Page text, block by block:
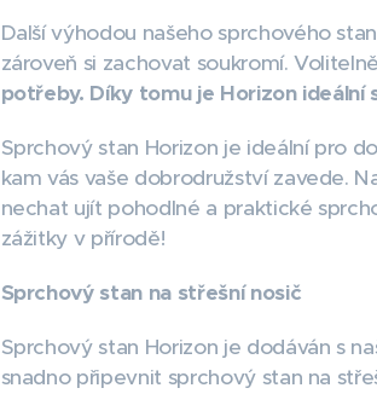
Další výhodou našeho sprchového
zároveň si zachovat soukromí.Volitelně
potřeby. Díky tomu je Horizon ideální
Sprchový stan Horizon je ideální pro
kam vás vaše dobrodružství zavede.
nechat ujít pohodlné a praktické
zážitky v přírodě!
Sprchový stan na střešní nosič
Sprchový stan Horizon je dodáván s
snadno připevnit sprchový stan na